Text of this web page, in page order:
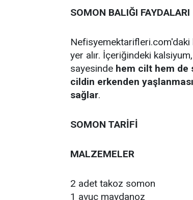
SOMON BALIĞI FAYDALARI
Nefisyemektarifleri.com'daki
yer alır. İçeriğindeki
sayesinde hem cilt hem de
cildin erkenden
sağlar.
SOMON TARİFİ
MALZEMELER
2 adet takoz somon
1 avuç maydanoz